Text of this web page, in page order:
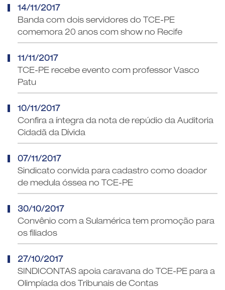
14/11/2017
Banda com dois servidores do TCE-PE
comemora 20 anos com show no Recife
11/11/2017
TCE-PE recebe evento com professor Vasco
Patu
10/11/2017
Confira a íntegra da nota de repúdio da Auditoria
Cidadã da Dívida
07/11/2017
Sindicato convida para cadastro como doador
de medula óssea no TCE-PE
30/10/2017
Convênio com a Sulamérica tem promoção para
os filiados
27/10/2017
SINDICONTAS apoia caravana do TCE-PE para a
Olimpíada dos Tribunais de Contas